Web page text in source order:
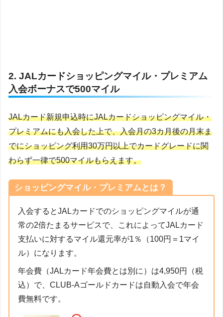
2. JALカードショッピングマイル・プレミアム
入会ボーナスで500マイル
JALカード新規申込時にJALカードショッピングマイル・
プレミアムにも入会した上で、入会月の3カ月後の月末ま
でにショッピング利用30万円以上でカードグレードに関
わらず一律で500マイルもらえます。
ショッピングマイル・プレミアムとは？
入会するとJALカードでのショッピングマイルが通
常の2倍たまるサービスで、これによってJALカード
支払いに対するマイル還元率が1％（100円＝1マイ
ル）になります。
年会費（JALカード年会費とは別に）は4,950円（税
込）で、CLUB-Aゴールドカードは自動入会で年会
費無料です。